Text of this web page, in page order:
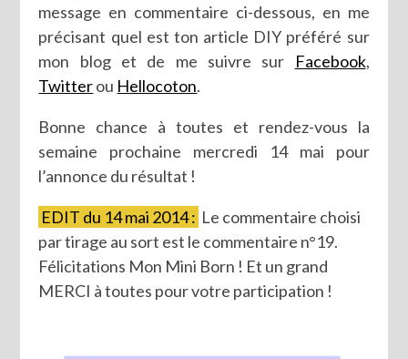
message en commentaire ci-dessous, en me
précisant quel est ton article DIY préféré sur
mon blog et de me suivre sur
Facebook,
Twitterou Hellocoton.
Bonne chance à toutes et rendez-vous la
semaine prochaine mercredi 14 mai pour
l’annonce du résultat !
EDIT du 14 mai 2014 : Le commentaire choisi
par tirage au sort est le commentaire n°19.
Félicitations Mon Mini Born ! Et un grand
MERCI à toutes pour votre participation !